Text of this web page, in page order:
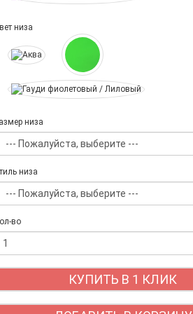
низа
низа
низа
во
КУПИТЬ В 1 КЛИК